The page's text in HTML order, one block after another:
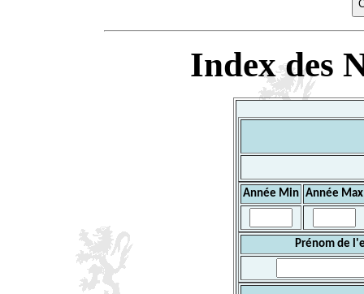
Index des
Année Min Année Max
Prénom de